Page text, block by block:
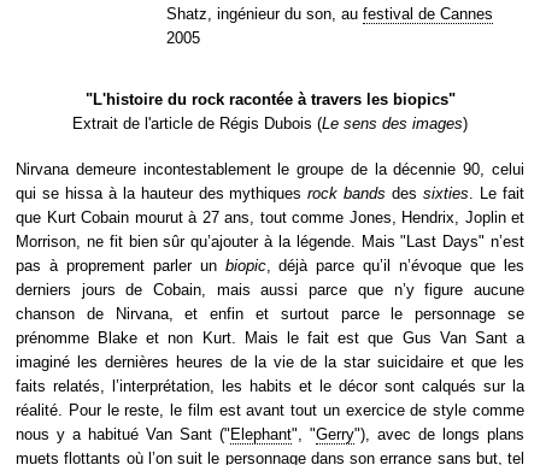
Shatz, ingénieur du son, au festival de Cannes
2005
"L'histoire du rock racontée à travers les biopics"
Extrait de l'article de Régis Dubois (Le sens des images)
Nirvana demeure incontestablement le groupe de la décennie 90, celui
qui se hissa à la hauteur des mythiquesrock bands dessixties . Le fait
que Kurt Cobain mourut à 27 ans, tout comme Jones, Hendrix, Joplin et
Morrison, ne fit bien sûr qu’ajouter à la légende. Mais "Last Days" n’est
pas à proprement parler un biopic, déjà parce qu’il n’évoque que les
derniers jours de Cobain, mais aussi parce que n’y figure aucune
chanson de Nirvana, et enfin et surtout parce le personnage se
prénomme Blake et non Kurt. Mais le fait est que Gus Van Sant a
imaginé les dernières heures de la vie de la star suicidaire et que les
faits relatés, l’interprétation, les habits et le décor sont calqués sur la
réalité. Pour le reste, le film est avant tout un exercice de style comme
nous y a habitué Van Sant (" Elephant", "Gerry"), avec de longs plans
muets flottants où l’on suit le personnage dans son errance sans but, tel